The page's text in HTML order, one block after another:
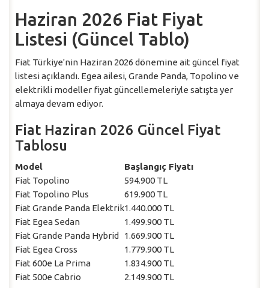
Haziran 2026 Fiat Fiyat
Listesi (Güncel Tablo)
Fiat Türkiye'nin Haziran 2026 dönemine ait güncel fiyat
listesi açıklandı. Egea ailesi, Grande Panda, Topolino ve
elektrikli modeller fiyat güncellemeleriyle satışta yer
almaya devam ediyor.
Fiat Haziran 2026 Güncel Fiyat
Tablosu
Model
Başlangıç Fiyatı
Fiat Topolino
594.900 TL
Fiat Topolino Plus
619.900 TL
Fiat Grande Panda Elektrik1.440.000 TL
Fiat Egea Sedan
1.499.900 TL
Fiat Grande Panda Hybrid
1.669.900 TL
Fiat Egea Cross
1.779.900 TL
Fiat 600e La Prima
1.834.900 TL
Fiat 500e Cabrio
2.149.900 TL